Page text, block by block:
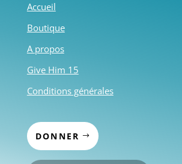
Accueil
Boutique
A propos
Give Him 15
Conditions générales
DONNER